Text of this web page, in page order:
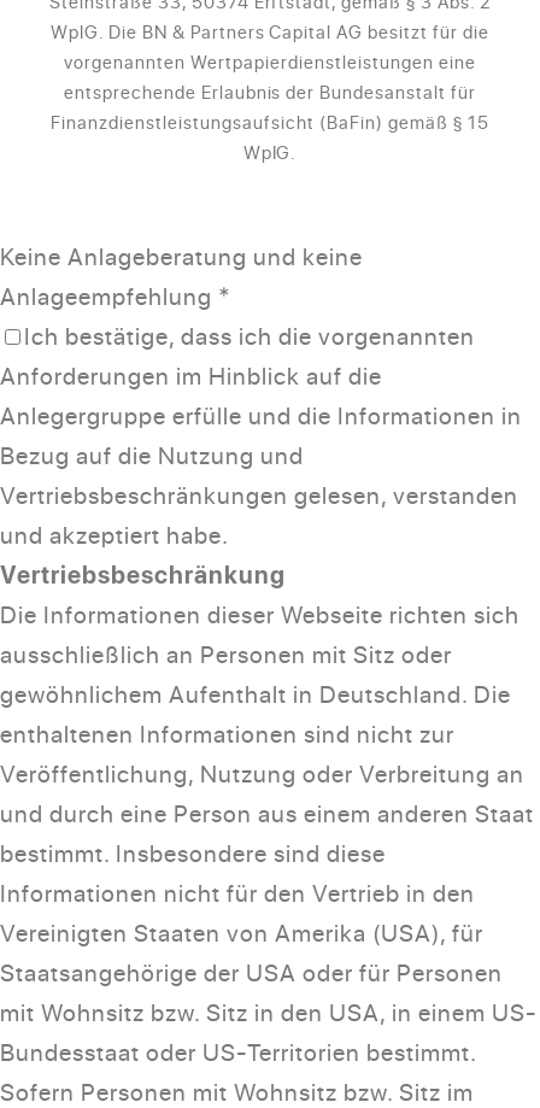
WpIG. Die BN & Partners Capital AG besitzt für die
vorgenannten Wertpapierdienstleistungen eine
entsprechende Erlaubnis der Bundesanstalt für
Finanzdienstleistungsaufsicht (BaFin) gemäß § 15
WpIG.
Keine Anlageberatung und keine
Anlageempfehlung *
Ich bestätige, dass ich die vorgenannten
Anforderungen im Hinblick auf die
Anlegergruppe erfülle und die Informationen in
Bezug auf die Nutzung und
Vertriebsbeschränkungen gelesen, verstanden
und akzeptiert habe.
Vertriebsbeschränkung
Die Informationen dieser Webseite richten sich
ausschließlich an Personen mit Sitz oder
gewöhnlichem Aufenthalt in Deutschland. Die
enthaltenen Informationen sind nicht zur
Veröffentlichung, Nutzung oder Verbreitung an
und durch eine Person aus einem anderen Staat
bestimmt. Insbesondere sind diese
Informationen nicht für den Vertrieb in den
Vereinigten Staaten von Amerika (USA), für
Staatsangehörige der USA oder für Personen
mit Wohnsitz bzw. Sitz in den USA, in einem US-
Bundesstaat oder US-Territorien bestimmt.
Sofern Personen mit Wohnsitz bzw. Sitz im